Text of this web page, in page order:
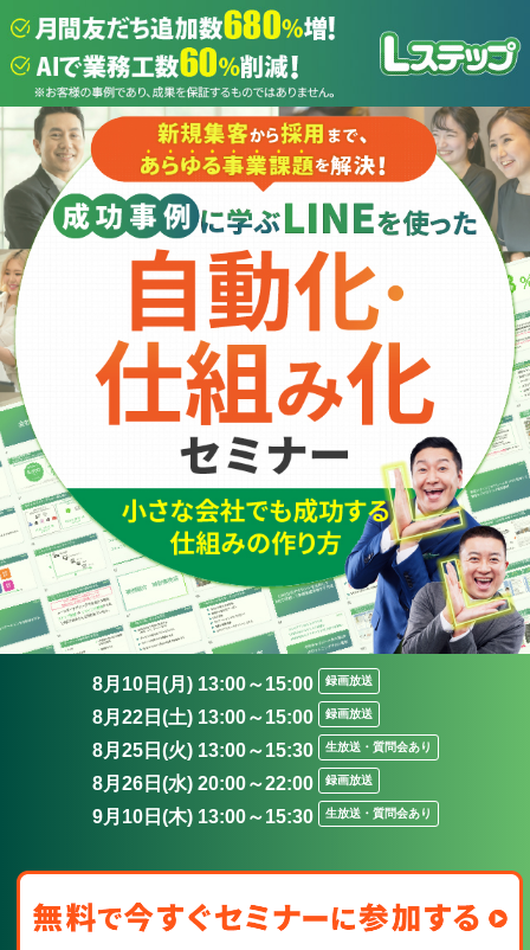
8月10日(月) 13:00～15:00 録画放送
8月22日(土) 13:00～15:00 録画放送
8月25日(火) 13:00～15:30 生放送・質問会あり
8月26日(水) 20:00～22:00 録画放送
9月10日(木) 13:00～15:30 生放送・質問会あり